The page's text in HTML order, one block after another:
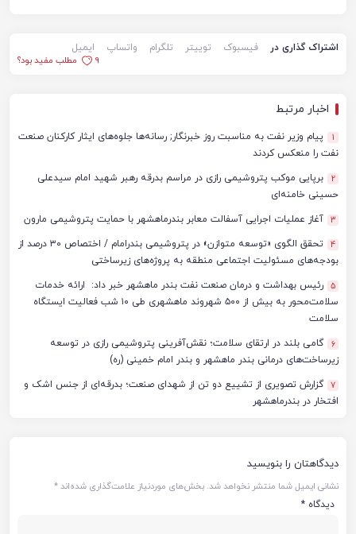
اشتراک گذاری در فیسبوک توییتر تلگرام واتساپ
ایمیل
9
مطلب مفید بود؟
اخبار مرتبط
1
پیام وزیر نفت به مناسبت روز خبرنگار; رسانه‌ها جلوه‌های ایثار کارکنان صنعت
نفت را منعکس کردند
2
برپایی موکب پتروشیمی رازی در مراسم بدرقه رهبر شهید امام سیدعلی
حسینی خامنه‌ای
3 آغاز عملیات اجرایی آسفالت معابر بندرماهشهر با حمایت پتروشیمی مارون
4
تحقق الگوی «توسعه متوازن» در پتروشیمی بندرامام / اختصاص ۳۰ درصد از
بودجه‌های مسئولیت اجتماعی منطقه به پروژه‌های زیرساختی
5 رئیس بهداشت و درمان صنعت نفت بندر ماهشهر خبر داد: ارائه خدمات
سلامت‌محور به بیش از ۵۰۰ شهروند ماهشهری طی ۱۰ شب فعالیت ایستگاه
سلامت
6
گامی بلند در ارتقای سلامت؛ نقش‌آفرینی پتروشیمی رازی در توسعه
زیرساخت‌های درمانی بندر ماهشهر و بندر امام خمینی (ره)
7 گزارش تصویری از تشییع دو تن از شهدای صنعت؛ بدرقه‌ای از جنس اشک و
افتخار در بندرماهشهر
دیدگاهتان را بنویسید
نشانی ایمیل شما منتشر نخواهد شد. بخش‌های موردنیاز علامت‌گذاری شده‌اند*
دیدگاه *